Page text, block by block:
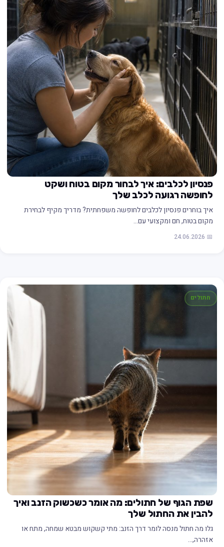
פנסיון לכלבים: איך לבחור מקום בטוח ושקט
לחופשה רגועה לכלב שלך
איך בוחרים פנסיון לכלבים לחופשה משפחתית? מדריך מקיף לבחירת
מקום בטוח, חם ומקצועי עם…
📅 24.06.2026
חתולים
שפת הגוף של חתולים: מה אומר כשכשוק הזנב ואיך
להבין את החתול שלך
גלו מה חתול מנסה לומר דרך הזנב: מתי קשקוש מבטא שמחה, מתח או
אזהרה,…